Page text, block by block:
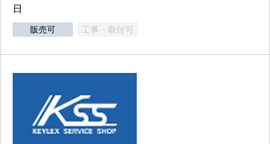
日
販売可 工事・取付可